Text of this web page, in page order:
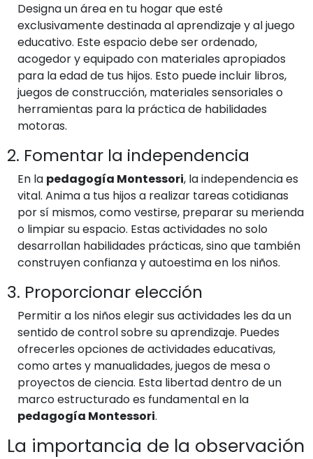
Designa un área en tu hogar que esté
exclusivamente destinada al aprendizaje y al juego
educativo. Este espacio debe ser ordenado,
acogedor y equipado con materiales apropiados
para la edad de tus hijos. Esto puede incluir libros,
juegos de construcción, materiales sensoriales o
herramientas para la práctica de habilidades
motoras.
2. Fomentar la independencia
En la pedagogía Montessori, la independencia es
vital. Anima a tus hijos a realizar tareas cotidianas
por sí mismos, como vestirse, preparar su merienda
o limpiar su espacio. Estas actividades no solo
desarrollan habilidades prácticas, sino que también
construyen confianza y autoestima en los niños.
3. Proporcionar elección
Permitir a los niños elegir sus actividades les da un
sentido de control sobre su aprendizaje. Puedes
ofrecerles opciones de actividades educativas,
como artes y manualidades, juegos de mesa o
proyectos de ciencia. Esta libertad dentro de un
marco estructurado es fundamental en la
pedagogía Montessori.
La importancia de la observación